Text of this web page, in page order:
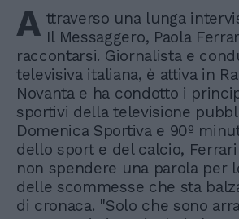
A ttraverso una lunga
Il Messaggero, Paola
raccontarsi. Giornalista e
televisiva italiana, è attiva in
Novanta e ha condotto i
sportivi della televisione
Domenica Sportiva e 90º
dello sport e del calcio,
non spendere una parola per
delle scommesse che sta
di cronaca. "Solo che sono